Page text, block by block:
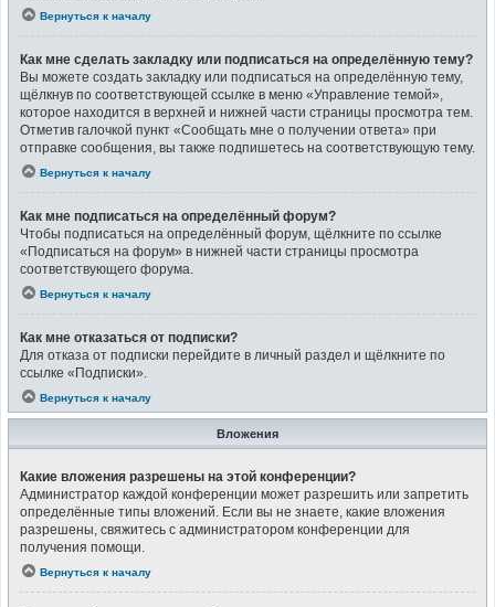
Вернуться к началу
Как мне сделать закладку или подписаться на определённую тему?
Вы можете создать закладку или подписаться на определённую тему,
щёлкнув по соответствующей ссылке в меню «Управление темой»,
которое находится в верхней и нижней части страницы просмотра тем.
Отметив галочкой пункт «Сообщать мне о получении ответа» при
отправке сообщения, вы также подпишетесь на соответствующую тему.
Вернуться к началу
Как мне подписаться на определённый форум?
Чтобы подписаться на определённый форум, щёлкните по ссылке
«Подписаться на форум» в нижней части страницы просмотра
соответствующего форума.
Вернуться к началу
Как мне отказаться от подписки?
Для отказа от подписки перейдите в личный раздел и щёлкните по
ссылке «Подписки».
Вернуться к началу
Вложения
Какие вложения разрешены на этой конференции?
Администратор каждой конференции может разрешить или запретить
определённые типы вложений. Если вы не знаете, какие вложения
разрешены, свяжитесь с администратором конференции для
получения помощи.
Вернуться к началу